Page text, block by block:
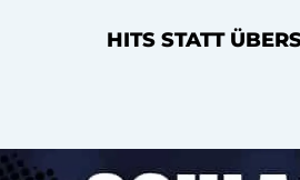
HITS STATT